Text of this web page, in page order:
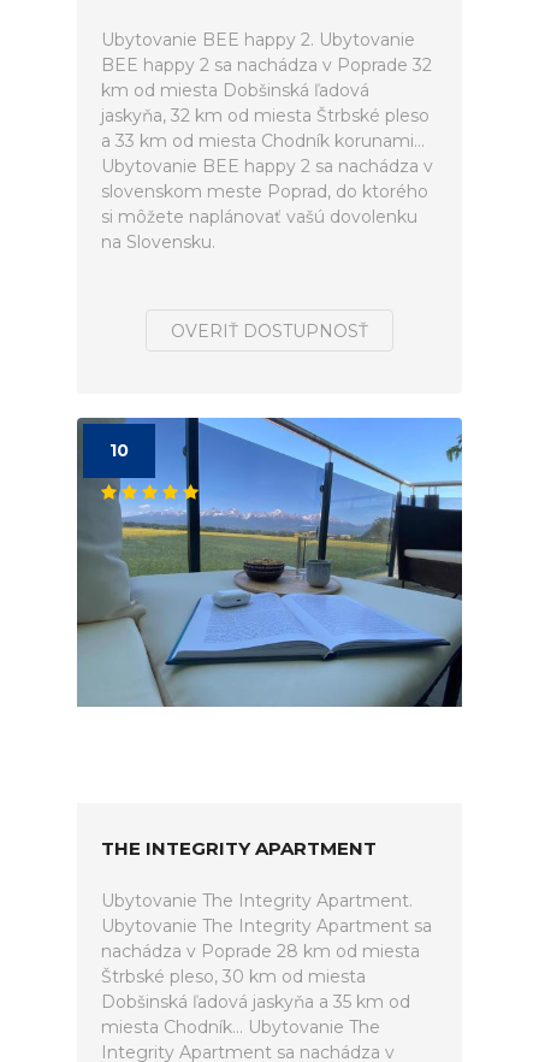
Ubytovanie BEE happy 2. Ubytovanie
BEE happy 2 sa nachádza v Poprade 32
km od miesta Dobšinská ľadová
jaskyňa, 32 km od miesta Štrbské pleso
a 33 km od miesta Chodník korunami...
Ubytovanie BEE happy 2 sa nachádza v
slovenskom meste Poprad, do ktorého
si môžete naplánovať vašú dovolenku
na Slovensku.
OVERIŤ DOSTUPNOSŤ
10
THE INTEGRITY APARTMENT
Ubytovanie The Integrity Apartment.
Ubytovanie The Integrity Apartment sa
nachádza v Poprade 28 km od miesta
Štrbské pleso, 30 km od miesta
Dobšinská ľadová jaskyňa a 35 km od
miesta Chodník... Ubytovanie The
Integrity Apartment sa nachádza v